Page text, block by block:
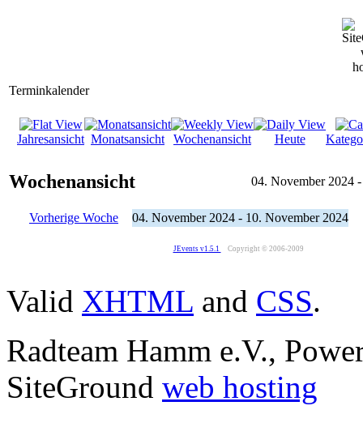
Terminkalender
Jahresansicht Monatsansicht Wochenansicht Heute
Wochenansicht 04. November 2024
Vorherige Woche 04. November 2024 - 10. November 2024
JEvents v1.5.1 Copyright © 2006-2009
Valid XHTML and CSS.
Radteam Hamm e.V.,
SiteGround web hosting